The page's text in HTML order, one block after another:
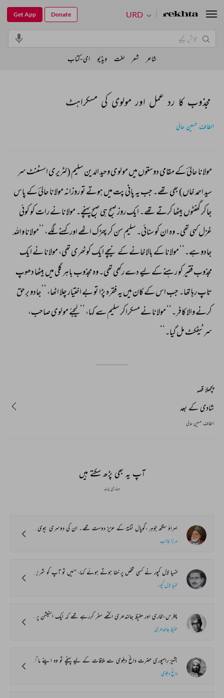
مجذوب کا رد عمل اور مولوی کی مسکراہٹ
الطاف حسین حالی
مولانا حالیؔ کے مقامی دوستوں میں مولوی وحید الدین سلیم (لٹریری اسسٹنٹ سر
سید احمد خاں) بھی تھے۔ جب یہ پانی پت میں ہوتے تو روزانہ مولانا حالیؔ کے پاس
جاکر گھنٹوں بیٹھا کرتے تھے۔ ایک روز صبح ہی صبح پہنچے۔ مولانا نے رات کو کوئی
غزل کہی تھی۔ وہ ان کو سنائی۔ سلیم سن کر پھڑک اٹھے اور کہنے لگے، ’’مولانا واللہ
جادو ہے۔‘‘ مولانا کے بالاخانے کے نیچے ایک کوٹھری تھی، مولانا نے ایک
مجذوب فقیر کو رہنے کے لیے دے رکھی تھی۔ وہ مجذوب باہر گلی میں بیٹھا دھوپ
تاپ رہا تھا۔ جب اس کے کان میں یہ فقرہ پڑا تو بے اختیار چلا اٹھا، ’’جادو برحق
کرنے والا کافر۔‘‘ مولانا نے مسکراکر سلیم سے کہا، ’’لیجئے مولوی صاحب،
سرٹیفکٹ مل گیا۔‘‘
پچھلا قصہ
شادی کے بعد
الطاف حسین حالی
آپ یہ بھی پڑھ سکتے ہیں
ہماری پسند
امراؤ سنگھ جوہر ،گوپال تفتہؔ کے عزیز دوست تھے۔ ان کی دوسری بیوی کے انتقال کا حال تفتہؔ نے مرزا صاحب کو بھی لکھا، تو انہوں نے جواباً لکھا،
مرزا غالب
کنہیا لال کپور نے کسی شخص پر خفا ہوتے ہوئے کہا، ’’میں تو آپ کو شریف آدمی سمجھا تھا۔‘‘
کنہیا لال کپور
پطرس بخاری اور حفیظ جالندھری اکٹھے سفر کررہے تھے کہ ایک اسٹیشن پر پطرس کے ایک دوست اسی ڈبے میں داخل ہوئے۔ پطرس نے یہ کہہ کر حفیظ صاحب کا تعارف ان سے کرایا،
حفیظ جالندھری
بشیرؔ رامپوری حضرت داغؔ دہلوی سے ملاقات کے لیے پہنچے تو وہ اپنے ماتحت سے گفتگو بھی کررہے تھے اور اپنے ایک شاگرد کو اپنی نئی غزل کے اشعار بھی لکھوا رہے تھے۔ بشیر ؔصاحب نے سخن گوئی کے اس طریقہ پر تعجب کا اظہار کیا تو داغؔ صاحب نے پوچھا، ’’خاں صاحب آپ شعر کس طرح کہتے ہیں؟ بشیرؔ صاحب نے بتایا کہ حقہ بھروا کر الگ تھلگ ایک کمرے میں لیٹ جاتا ہوں۔ تڑپ تڑپ کر کروٹیں بدلتا ہوں، تب کوئی شعر موزوں ہوتا ہے۔‘‘ یہ سن کر داغ مسکرائے اور بولے، ’’بشیر صاحب! آپ شعر کہتے نہیں، شعر جنتے ہیں۔‘‘
داغؔ دہلوی
URD
Get App Donate
شاعر شعر لغت ویڈیو ای-کتاب